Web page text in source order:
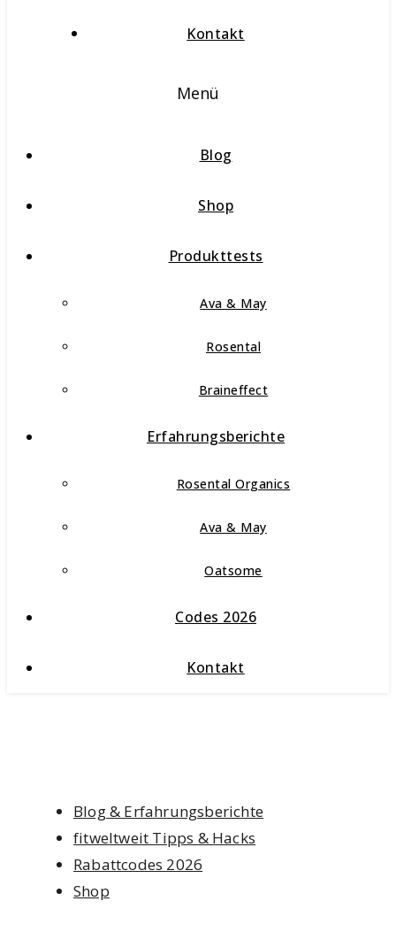
Kontakt
Menü
Blog
Shop
Produkttests
Ava & May
Rosental
Braineffect
Erfahrungsberichte
Rosental Organics
Ava & May
Oatsome
Codes 2026
Kontakt
Blog & Erfahrungsberichte
fitweltweit Tipps & Hacks
Rabattcodes 2026
Shop